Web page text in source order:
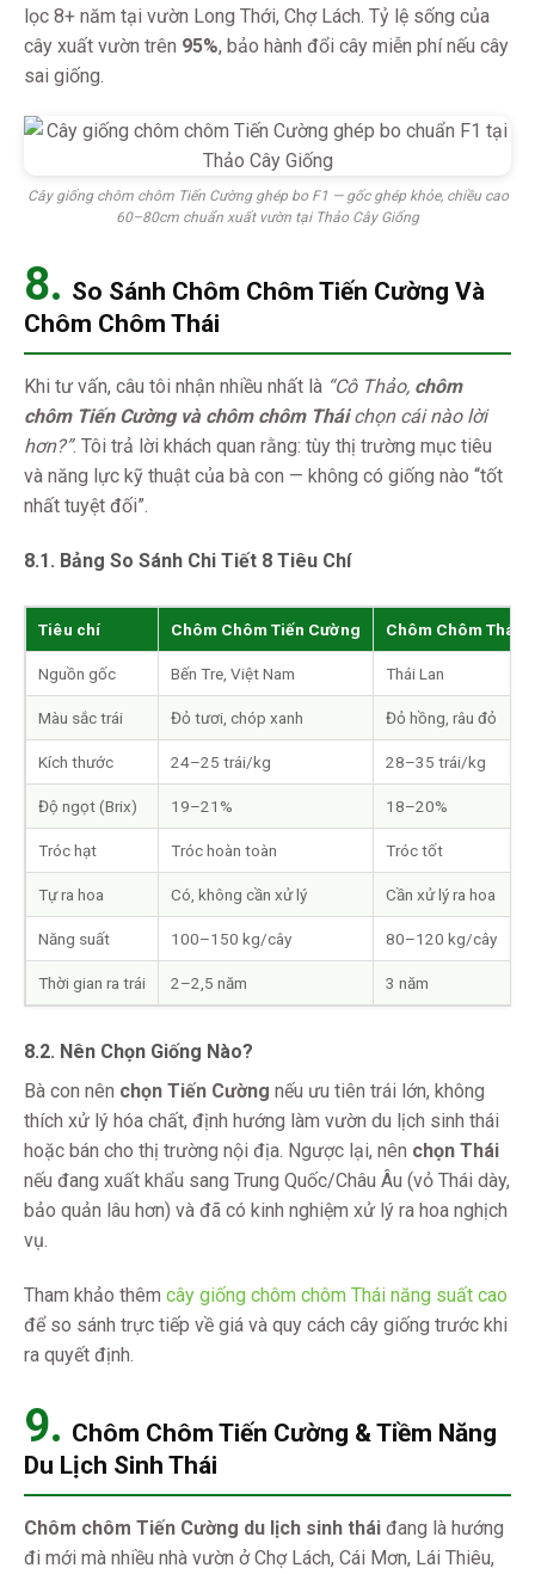
lọc 8+ năm tại vườn Long Thới, Chợ Lách. Tỷ lệ sống của
cây xuất vườn trên 95%, bảo hành đổi cây miễn phí nếu cây
sai giống.
Cây giống chôm chôm Tiến Cường ghép bo F1 — gốc ghép khỏe, chiều cao
60–80cm chuẩn xuất vườn tại Thảo Cây Giống
8. So Sánh Chôm Chôm Tiến Cường Và
Chôm Chôm Thái
Khi tư vấn, câu tôi nhận nhiều nhất là “Cô Thảo, chôm
chôm Tiến Cường và chôm chôm Tháichọn cái nào lời
hơn?”. Tôi trả lời khách quan rằng: tùy thị trường mục tiêu
và năng lực kỹ thuật của bà con — không có giống nào “tốt
nhất tuyệt đối”.
8.1. Bảng So Sánh Chi Tiết 8 Tiêu Chí
Tiêu chí Chôm Chôm Tiến Cường Chôm Chôm Thái
Nguồn gốc Bến Tre, Việt Nam Thái Lan
Màu sắc trái Đỏ tươi, chóp xanh Đỏ hồng, râu đỏ
Kích thước 24–25 trái/kg 28–35 trái/kg
Độ ngọt (Brix) 19–21% 18–20%
Tróc hạt Tróc hoàn toàn Tróc tốt
Tự ra hoa Có, không cần xử lý Cần xử lý ra hoa
Năng suất 100–150 kg/cây 80–120 kg/cây
Thời gian ra trái 2–2,5 năm 3 năm
8.2. Nên Chọn Giống Nào?
Bà con nên chọn Tiến Cường nếu ưu tiên trái lớn, không
thích xử lý hóa chất, định hướng làm vườn du lịch sinh thái
hoặc bán cho thị trường nội địa. Ngược lại, nên chọn Thái
nếu đang xuất khẩu sang Trung Quốc/Châu Âu (vỏ Thái dày,
bảo quản lâu hơn) và đã có kinh nghiệm xử lý ra hoa nghịch
vụ.
Tham khảo thêm cây giống chôm chôm Thái năng suất cao
để so sánh trực tiếp về giá và quy cách cây giống trước khi
ra quyết định.
9. Chôm Chôm Tiến Cường & Tiềm Năng
Du Lịch Sinh Thái
Chôm chôm Tiến Cường du lịch sinh thái đang là hướng
đi mới mà nhiều nhà vườn ở Chợ Lách, Cái Mơn, Lái Thiêu,